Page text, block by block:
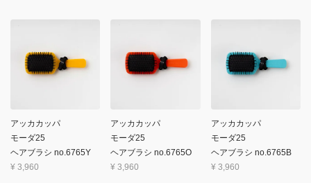
アッカカッパ
モーダ25
ヘアブラシ no.6765Y
¥ 3,960
アッカカッパ
モーダ25
ヘアブラシ no.6765O
¥ 3,960
アッカカッパ
モーダ25
ヘアブラシ no.6765B
¥ 3,960